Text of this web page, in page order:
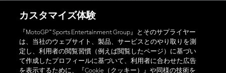
プライバシーポリシー
購入ポリシー
オフィシャルアプリ
カスタマイズ体験
『MotoGP™ Sports Entertainment Group』とそのサプライヤー
は、当社のウェブサイト、製品、サービスとのやり取りを測
定し、利用者の閲覧習慣（例えば閲覧したページ）に基づい
て作成したプロフィールに基づいて、利用者に合わせた広告
を表示するために、『Cookie（クッキー）』や同様の技術を